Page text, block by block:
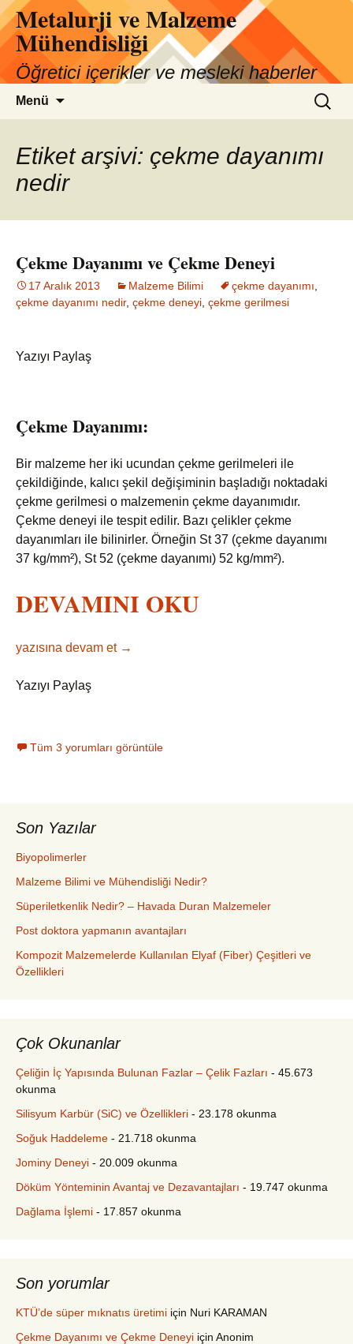
İçeriğe
atlaMetalurji ve Malzeme
Mühendisliği
Öğretici içerikler ve mesleki haberler
Menü
Arama:
Etiket arşivi: çekme dayanımı
nedir
Çekme Dayanımı ve Çekme Deneyi
17 Aralık 2013 Malzeme Bilimi çekme dayanımı
çekme dayanımı nedir, çekme deneyi çekme gerilmesi
Yazıyı Paylaş
Çekme Dayanımı:
Bir malzeme her iki ucundan çekme gerilmeleri ile
çekildiğinde, kalıcı şekil değişiminin başladığı noktadaki
çekme gerilmesi o malzemenin çekme dayanımıdır.
Çekme deneyi ile tespit edilir. Bazı çelikler çekme
dayanımları ile bilinirler. Örneğin St 37 (çekme dayanımı
37 kg/mm²), St 52 (çekme dayanımı) 52 kg/mm²).
DEVAMINI OKU
Çekme Dayanımı ve Çekme Deneyi
yazısına devam et →
Yazıyı Paylaş
Tüm 3 yorumları görüntüle
Son Yazılar
Biyopolimerler
Malzeme Bilimi ve Mühendisliği Nedir?
Süperiletkenlik Nedir? – Havada Duran Malzemeler
Post doktora yapmanın avantajları
Kompozit Malzemelerde Kullanılan Elyaf (Fiber) Çeşitleri ve
Özellikleri
Çok Okunanlar
Çeliğin İç Yapısında Bulunan Fazlar – Çelik Fazları - 45.673
okunma
Silisyum Karbür (SiC) ve Özellikleri - 23.178 okunma
Soğuk Haddeleme - 21.718 okunma
Jominy Deneyi - 20.009 okunma
Döküm Yönteminin Avantaj ve Dezavantajları - 19.747 okunma
Dağlama İşlemi - 17.857 okunma
Son yorumlar
KTÜ’de süper mıknatıs üretimi için Nuri KARAMAN
Çekme Dayanımı ve Çekme Deneyi için Anonim